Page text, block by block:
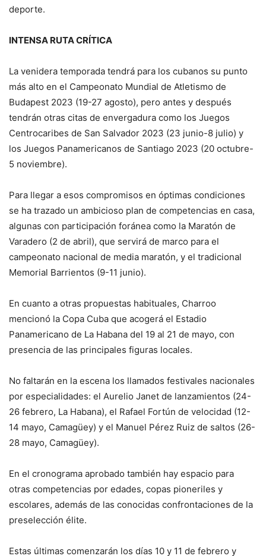
deporte.
INTENSA RUTA CRÍTICA
La venidera temporada tendrá para los cubanos su punto
más alto en el Campeonato Mundial de Atletismo de
Budapest 2023 (19-27 agosto), pero antes y después
tendrán otras citas de envergadura como los Juegos
Centrocaribes de San Salvador 2023 (23 junio-8 julio) y
los Juegos Panamericanos de Santiago 2023 (20 octubre-
5 noviembre).
Para llegar a esos compromisos en óptimas condiciones
se ha trazado un ambicioso plan de competencias en casa,
algunas con participación foránea como la Maratón de
Varadero (2 de abril), que servirá de marco para el
campeonato nacional de media maratón, y el tradicional
Memorial Barrientos (9-11 junio).
En cuanto a otras propuestas habituales, Charroo
mencionó la Copa Cuba que acogerá el Estadio
Panamericano de La Habana del 19 al 21 de mayo, con
presencia de las principales figuras locales.
No faltarán en la escena los llamados festivales nacionales
por especialidades: el Aurelio Janet de lanzamientos (24-
26 febrero, La Habana), el Rafael Fortún de velocidad (12-
14 mayo, Camagüey) y el Manuel Pérez Ruiz de saltos (26-
28 mayo, Camagüey).
En el cronograma aprobado también hay espacio para
otras competencias por edades, copas pioneriles y
escolares, además de las conocidas confrontaciones de la
preselección élite.
Estas últimas comenzarán los días 10 y 11 de febrero y